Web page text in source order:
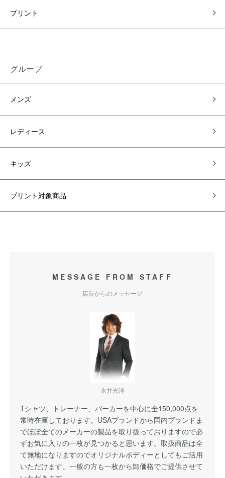
プリント
グループ
メンズ
レディース
キッズ
プリント対象商品
MESSAGE FROM STAFF
店長からのメッセージ
永井光洋
Tシャツ、トレーナー、パーカーを中心に全150,000点を
常時在庫しております。USAブランドから国内ブランドま
でほぼ全てのメーカーの製品を取り扱っておりますので必
ずお気に入りの一枚が見つかると思います。取扱商品は全
て無地になりますのでオリジナルボディーとしてもご活用
いただけます。一般の方も一枚から卸価格でご提供させて